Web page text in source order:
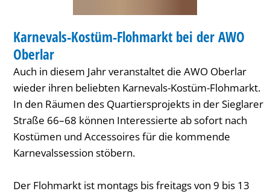
Oberlar
KATEGORIE: MARKT
Karnevals-Kostüm-Flohmarkt bei der AWO
Oberlar
Auch in diesem Jahr veranstaltet die AWO Oberlar
wieder ihren beliebten Karnevals-Kostüm-Flohmarkt.
In den Räumen des Quartiersprojekts in der Sieglarer
Straße 66–68 können Interessierte ab sofort nach
Kostümen und Accessoires für die kommende
Karnevalssession stöbern.
Der Flohmarkt ist montags bis freitags von 9 bis 13